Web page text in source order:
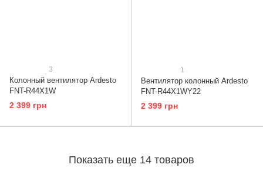
3
Колонный вентилятор Ardesto
FNT-R44X1W
2 399 грн
1
Вентилятор колонный Ardesto
FNT-R44X1WY22
2 399 грн
Показать еще 14 товаров